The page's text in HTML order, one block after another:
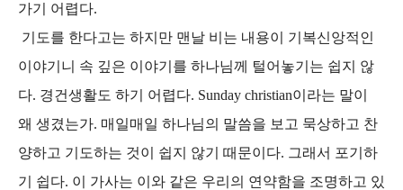
가기 어렵다.
기도를 한다고는 하지만 맨날 비는 내용이 기복신앙적인
이야기니 속 깊은 이야기를 하나님께 털어놓기는 쉽지 않
다. 경건생활도 하기 어렵다. Sunday christian이라는 말이
왜 생겼는가. 매일매일 하나님의 말씀을 보고 묵상하고 찬
양하고 기도하는 것이 쉽지 않기 때문이다. 그래서 포기하
기 쉽다. 이 가사는 이와 같은 우리의 연약함을 조명하고 있